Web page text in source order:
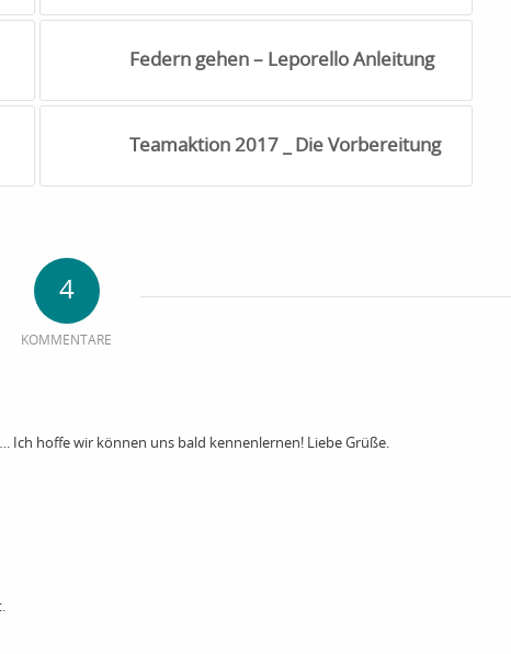
Federn gehen – Leporello Anleitung
Teamaktion 2017 _ Die Vorbereitung
4
KOMMENTARE
Ich hoffe wir können uns bald kennenlernen! Liebe Grüße.